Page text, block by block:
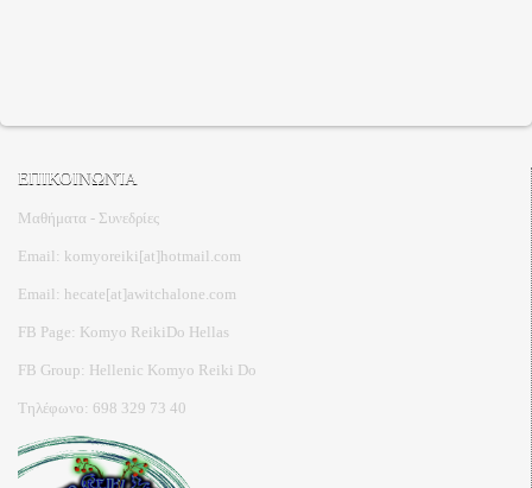
ΕΠΙΚΟΙΝΩΝΊΑ
Μαθήματα - Συνεδρίες
Email: komyoreiki[at]hotmail.com
Email: hecate[at]awitchalone.com
FB Page: Komyo ReikiDo Hellas
FB Group: Hellenic Komyo Reiki Do
Τηλέφωνο: 698 329 73 40